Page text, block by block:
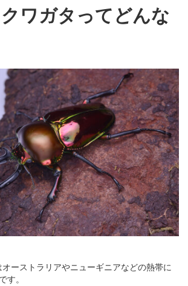
ワガタってどんな
ーストラリアやニューギニアなどの熱帯に
です。